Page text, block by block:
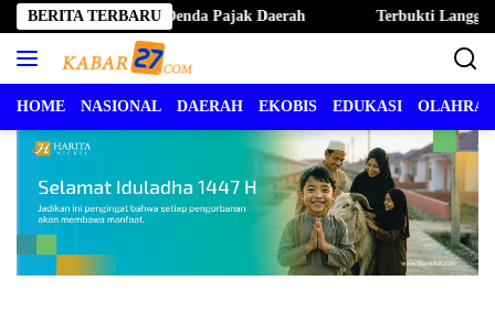
Langsung
ke
konten
BERITA TERBARU
Hapus Denda Pajak Daerah Terbukti Langgar Kode
HOME NASIONAL DAERAH EKOBIS EDUKASI